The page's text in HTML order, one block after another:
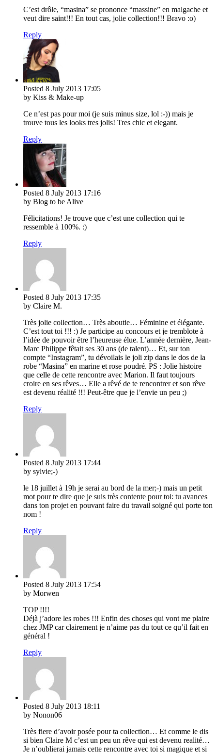
C’est drôle, “masina” se prononce “massine” en malgache et
veut dire saint!!! En tout cas, jolie collection!!! Bravo :o)
Reply
Posted 8 July 2013 17:05
by Kiss & Make-up
Ce n’est pas pour moi (je suis minus size, lol :-)) mais je
trouve tous les looks tres jolis! Tres chic et elegant.
Reply
Posted 8 July 2013 17:16
by Blog to be Alive
Félicitations! Je trouve que c’est une collection qui te
ressemble à 100%. :)
Reply
Posted 8 July 2013 17:35
by Claire M.
Très jolie collection… Très aboutie… Féminine et élégante.
C’est tout toi !!! :) Je participe au concours et je tremblote à
l’idée de pouvoir être l’heureuse élue. L’année dernière, Jean-
Marc Philippe fêtait ses 30 ans (de talent)… Et, sur ton
compte “Instagram”, tu dévoilais le joli zip dans le dos de la
robe “Masina” en marine et rose poudré. PS : Jolie histoire
que celle de cette rencontre avec Marion. Il faut toujours
croire en ses rêves… Elle a rêvé de te rencontrer et son rêve
est devenu réalité !!! Peut-être que je l’envie un peu ;)
Reply
Posted 8 July 2013 17:44
by sylvie;-)
le 18 juillet à 19h je serai au bord de la mer;-) mais un petit
mot pour te dire que je suis très contente pour toi: tu avances
dans ton projet en pouvant faire du travail soigné qui porte ton
nom !
Reply
Posted 8 July 2013 17:54
by Morwen
TOP !!!!
Déjà j’adore les robes !!! Enfin des choses qui vont me plaire
chez JMP car clairement je n’aime pas du tout ce qu’il fait en
général !
Reply
Posted 8 July 2013 18:11
by Nonon06
Très fiere d’avoir posée pour ta collection… Et comme le dis
si bien Claire M c’est un peu un rêve qui est devenu realité…
Je n’oublierai jamais cette rencontre avec toi si magique et si